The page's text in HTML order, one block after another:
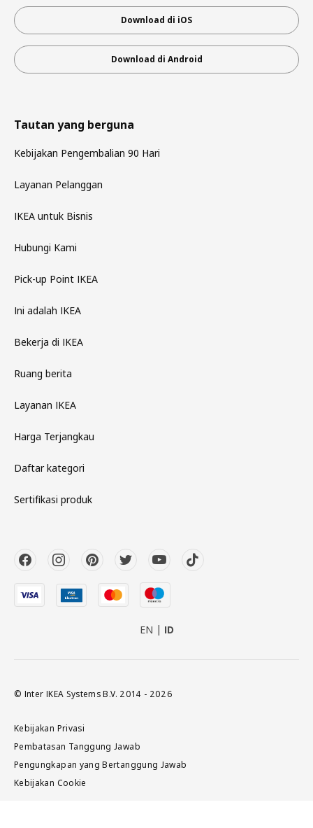
Download di iOS
Download di Android
Tautan yang berguna
Kebijakan Pengembalian 90 Hari
Layanan Pelanggan
IKEA untuk Bisnis
Hubungi Kami
Pick-up Point IKEA
Ini adalah IKEA
Bekerja di IKEA
Ruang berita
Layanan IKEA
Harga Terjangkau
Daftar kategori
Sertifikasi produk
EN ID
© Inter IKEA Systems B.V. 2014 - 2026
Kebijakan Privasi
Pembatasan Tanggung Jawab
Pengungkapan yang Bertanggung Jawab
Kebijakan Cookie